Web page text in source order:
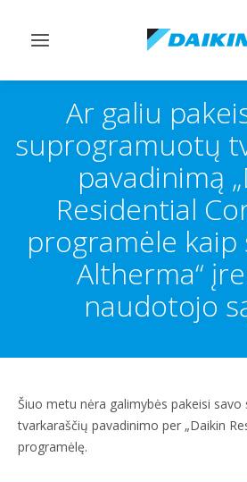
Perjungiamas
Ar galiu
suprogramuotų
pavadinimą
Residential
programėle kaip
Altherma“
naudotojo
Šiuo metu nėra galimybės pakeisi
tvarkaraščių pavadinimo per „Daikin
programėlę.